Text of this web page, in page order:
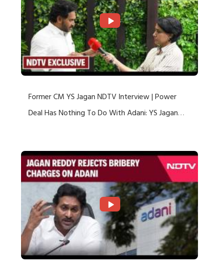
Former CM YS Jagan NDTV Interview | Power
Deal Has Nothing To Do With Adani: YS Jagan